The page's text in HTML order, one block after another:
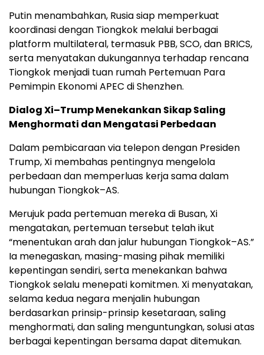
Putin menambahkan, Rusia siap memperkuat
koordinasi dengan Tiongkok melalui berbagai
platform multilateral, termasuk PBB, SCO, dan BRICS,
serta menyatakan dukungannya terhadap rencana
Tiongkok menjadi tuan rumah Pertemuan Para
Pemimpin Ekonomi APEC di Shenzhen.
Dialog Xi–Trump Menekankan Sikap Saling
Menghormati dan Mengatasi Perbedaan
Dalam pembicaraan via telepon dengan Presiden
Trump, Xi membahas pentingnya mengelola
perbedaan dan memperluas kerja sama dalam
hubungan Tiongkok–AS.
Merujuk pada pertemuan mereka di Busan, Xi
mengatakan, pertemuan tersebut telah ikut
“menentukan arah dan jalur hubungan Tiongkok–AS.”
Ia menegaskan, masing-masing pihak memiliki
kepentingan sendiri, serta menekankan bahwa
Tiongkok selalu menepati komitmen. Xi menyatakan,
selama kedua negara menjalin hubungan
berdasarkan prinsip-prinsip kesetaraan, saling
menghormati, dan saling menguntungkan, solusi atas
berbagai kepentingan bersama dapat ditemukan.